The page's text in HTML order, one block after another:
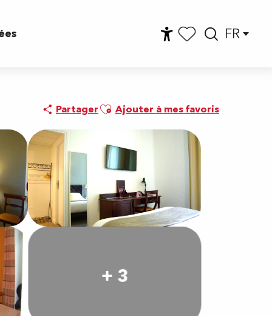
FR
PartagerAjouter aux favoris
Ajouter à mes favoris
+ 3